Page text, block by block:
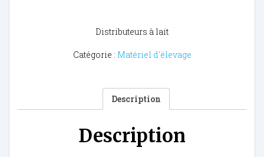
Distributeurs à lait
Catégorie : Matériel d'élevage
Description
Description